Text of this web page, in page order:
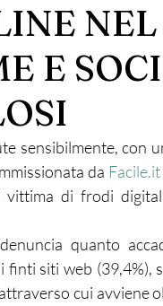
E
sensibilmente, con
da Facile.it
di frodi
quanto
siti web (39,4%),
cui avviene